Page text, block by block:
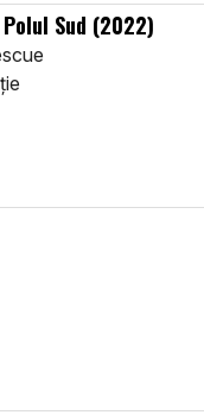
Sud (2022)